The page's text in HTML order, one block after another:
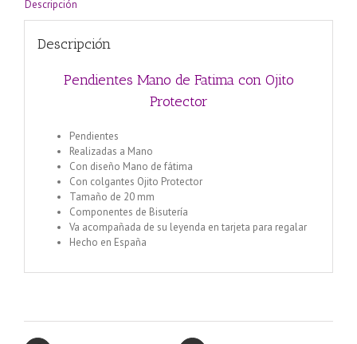
Descripción
Descripción
Pendientes Mano de Fatima con Ojito
Protector
Pendientes
Realizadas a Mano
Con diseño Mano de fátima
Con colgantes Ojito Protector
Tamaño de 20 mm
Componentes de Bisutería
Va acompañada de su leyenda en tarjeta para regalar
Hecho en España